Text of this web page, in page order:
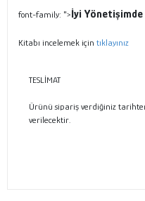
font-family: ">İyi
Kitabı incelemek için tıklayınız
TESLİMAT
Ürünü sipariş verdiğiniz
verilecektir.